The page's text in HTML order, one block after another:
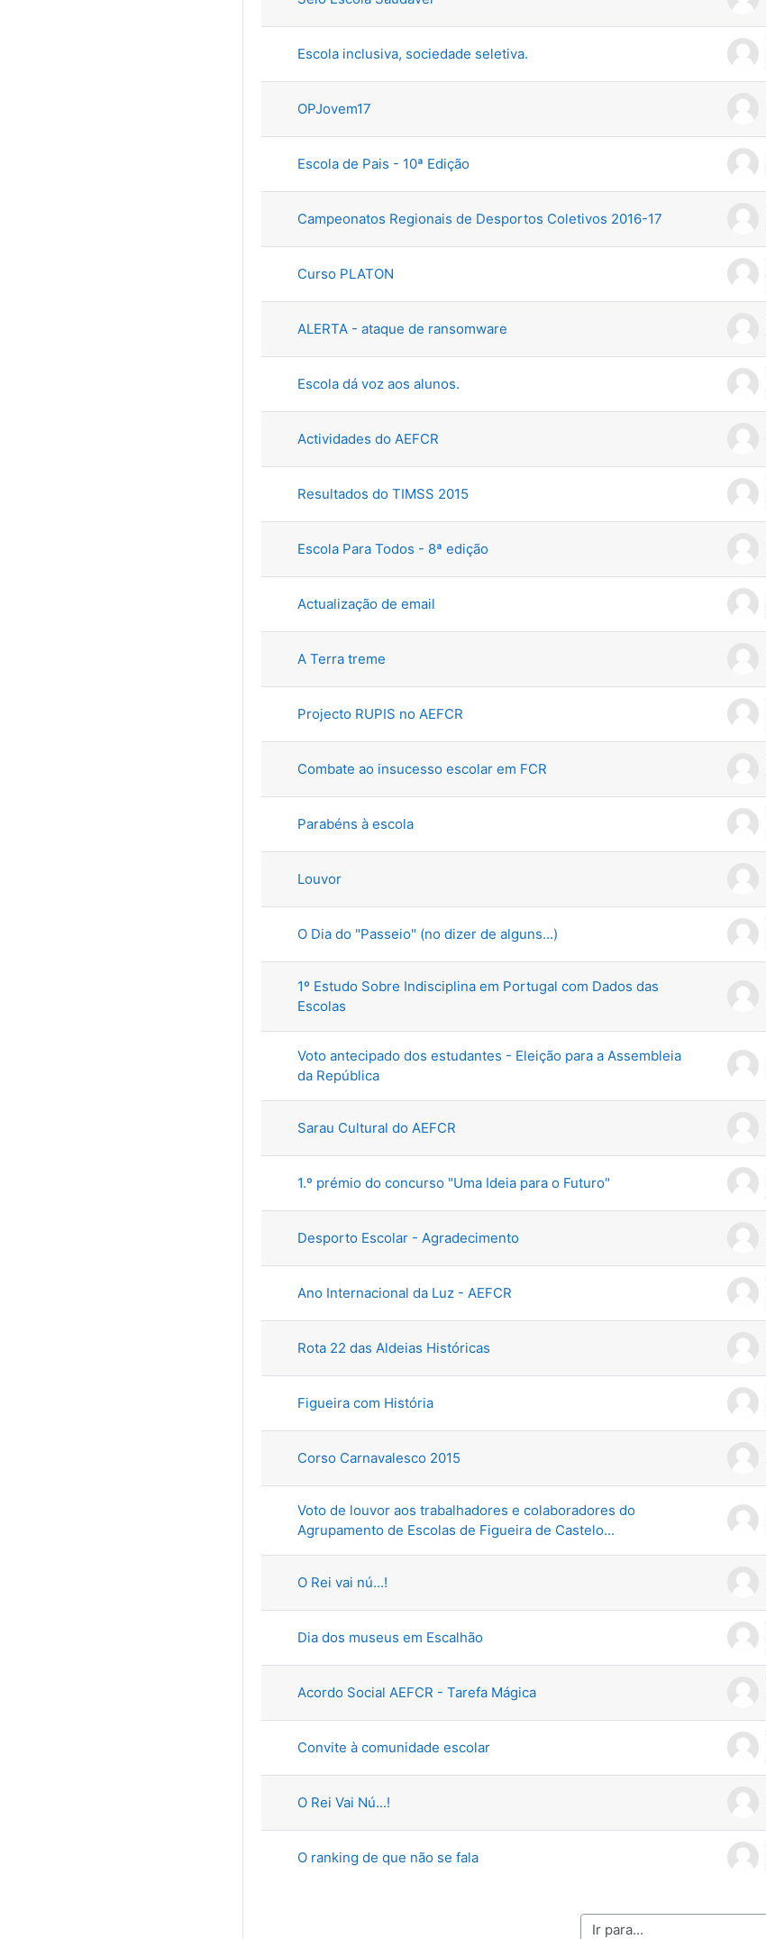
Escola inclusiva, sociedade seletiva.
OPJovem17
Escola de Pais - 10ª Edição
Campeonatos Regionais de Desportos Coletivos 2016-17
Curso PLATON
ALERTA - ataque de ransomware
Escola dá voz aos alunos.
Actividades do AEFCR
Resultados do TIMSS 2015
Escola Para Todos - 8ª edição
Actualização de email
A Terra treme
Projecto RUPIS no AEFCR
Combate ao insucesso escolar em FCR
Parabéns à escola
Louvor
O Dia do "Passeio" (no dizer de alguns...)
1º Estudo Sobre Indisciplina em Portugal com Dados das
Escolas
Voto antecipado dos estudantes - Eleição para a Assembleia
da República
Sarau Cultural do AEFCR
1.º prémio do concurso "Uma Ideia para o Futuro"
Desporto Escolar - Agradecimento
Ano Internacional da Luz - AEFCR
Rota 22 das Aldeias Históricas
Figueira com História
Corso Carnavalesco 2015
Voto de louvor aos trabalhadores e colaboradores do
Agrupamento de Escolas de Figueira de Castelo...
O Rei vai nú...!
Dia dos museus em Escalhão
Acordo Social AEFCR - Tarefa Mágica
Convite à comunidade escolar
O Rei Vai Nú...!
O ranking de que não se fala
Ir para...